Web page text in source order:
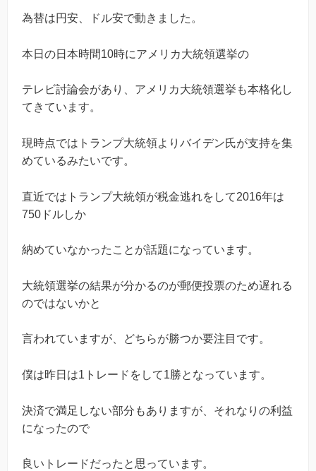
為替は円安、ドル安で動きました。
本日の日本時間10時にアメリカ大統領選挙の
テレビ討論会があり、アメリカ大統領選挙も本格化し
てきています。
現時点ではトランプ大統領よりバイデン氏が支持を集
めているみたいです。
直近ではトランプ大統領が税金逃れをして2016年は
750ドルしか
納めていなかったことが話題になっています。
大統領選挙の結果が分かるのが郵便投票のため遅れる
のではないかと
言われていますが、どちらが勝つか要注目です。
僕は昨日は1トレードをして1勝となっています。
決済で満足しない部分もありますが、それなりの利益
になったので
良いトレードだったと思っています。